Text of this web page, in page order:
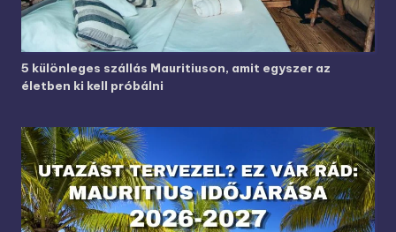
5 különleges szállás Mauritiuson, amit egyszer az
életben ki kell próbálni